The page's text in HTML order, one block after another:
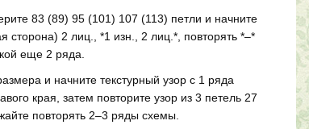
83 (89) 95 (101) 107 (113) петли и начните
сторона) 2 лиц., *1 изн., 2 лиц.*, повторять *–*
еще 2 ряда.
и начните текстурный узор с 1 ряда
края, затем повторите узор из 3 петель 27
повторять 2–3 ряды схемы.